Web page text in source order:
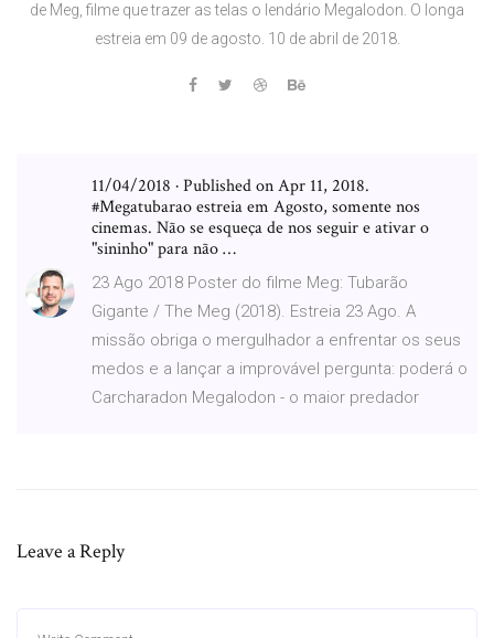
de Meg, filme que trazer as telas o lendário Megalodon. O longa
estreia em 09 de agosto. 10 de abril de 2018.
11/04/2018 · Published on Apr 11, 2018.
#Megatubarao estreia em Agosto, somente nos
cinemas. Não se esqueça de nos seguir e ativar o
"sininho" para não …
23 Ago 2018 Poster do filme Meg: Tubarão
Gigante / The Meg (2018). Estreia 23 Ago. A
missão obriga o mergulhador a enfrentar os seus
medos e a lançar a improvável pergunta: poderá o
Carcharadon Megalodon - o maior predador
Leave a Reply